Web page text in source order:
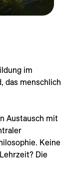
im
das menschlich
Austausch mit
Keine
Die